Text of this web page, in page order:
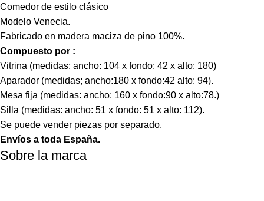
Comedor de estilo clásico
Modelo Venecia.
Fabricado en madera maciza de pino 100%.
Compuesto por :
Vitrina (medidas; ancho: 104 x fondo: 42 x alto: 180)
Aparador (medidas; ancho:180 x fondo:42 alto: 94).
Mesa fija (medidas: ancho: 160 x fondo:90 x alto:78.)
Silla (medidas: ancho: 51 x fondo: 51 x alto: 112).
Se puede vender piezas por separado.
Envíos a toda España.
Sobre la marca